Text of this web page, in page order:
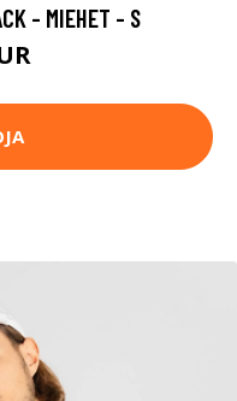
- MIEHET - S